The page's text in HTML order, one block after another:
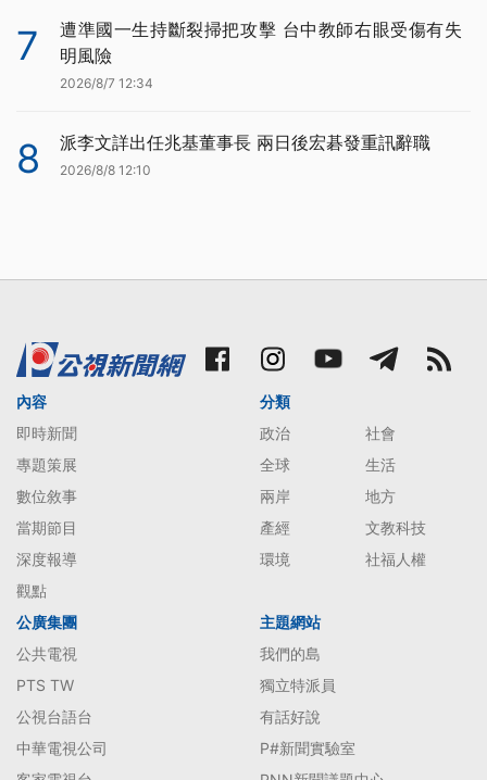
7
遭準國一生持斷裂掃把攻擊 台中教師右眼受傷有失
明風險
2026/8/7 12:34
8 派李文詳出任兆基董事長 兩日後宏碁發重訊辭職
2026/8/8 12:10
內容
即時新聞
專題策展
數位敘事
當期節目
深度報導
觀點
分類
政治
社會
全球
生活
兩岸
地方
產經
文教科技
環境
社福人權
公廣集團
公共電視
PTS TW
公視台語台
中華電視公司
主題網站
我們的島
獨立特派員
有話好說
P#新聞實驗室